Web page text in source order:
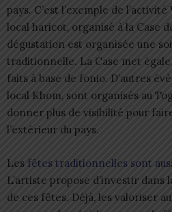
pays. C’est l’exemple de
local haricot, organisé à la Case
dégustation est organisée une
traditionnelle. La Case met
faits à base de fonio. D’autres
local Khom, sont organisés au
donner plus de visibilité pour
l’extérieur du pays.
Les fêtes traditionnelles sont
L’artiste propose d’investir
de ces fêtes. Déjà, les valoriser